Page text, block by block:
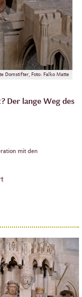
Domstifter, Foto: Falko Matte
Der lange Weg des
mit den